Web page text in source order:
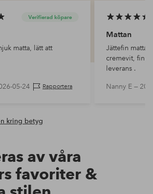
Verifierad köpare
matta, lätt att
05-24 Rapportera
Mattan
Jättefin matta,
cremevit, fin
leverans .
Nanny E —
kring betyg
av våra
favoriter &